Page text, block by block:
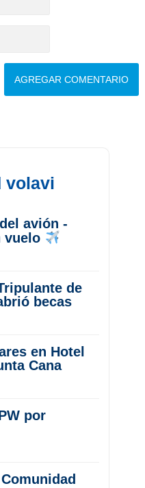
volavi
avión -
vuelo
de
becas
en Hotel
Cana
por